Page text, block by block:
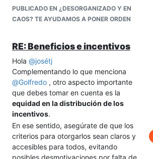
Desmotivación y baja
productividad del personal.
Por lo tanto, ten en cuenta que invertir
en la mejora de los procesos, incluso en
etapas tempranas de la empresa,
puede ser una decisión estratégica que
genere ahorros y retornos significativos
en el futuro de tu negocio.
PUBLICADO EN ¿DESORGANIZADO Y EN
CAOS? TE AYUDAMOS A PONER ORDEN
RE: Beneficios e incentivos
Hola @josétj
Complementando lo que menciona
@Golfredo , otro aspecto importante
que debes tomar en cuenta es la
equidad en la distribución de los
incentivos.
En ese sentido, asegúrate de que los
criterios para otorgarlos sean claros y
accesibles para todos, evitando
posibles desmotivaciones por falta de